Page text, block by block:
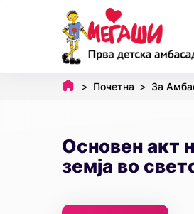
Почетна За
Основен акт
земја во